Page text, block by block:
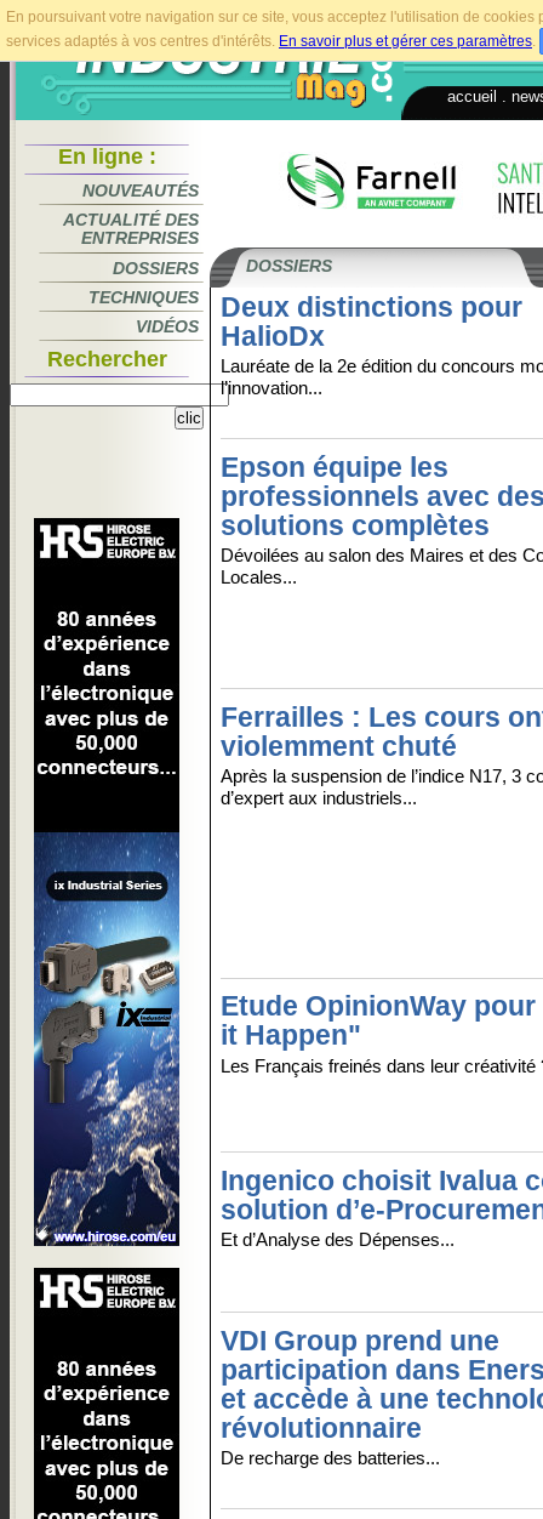
En poursuivant votre navigation sur ce site, vous acceptez l'utilisation de
services adaptés à vos centres d'intérêts. En savoir plus et gérer ces paramètres.
accueil
En ligne :
NOUVEAUTÉS
ACTUALITÉ DES
ENTREPRISES
DOSSIERS
TECHNIQUES
VIDÉOS
Rechercher
DOSSIERS
Deux distinctions pour
HalioDx
Lauréate de la 2e édition du concours
l’innovation...
Epson équipe les
professionnels avec
solutions complètes
Dévoilées au salon des Maires et des
Locales...
Ferrailles : Les cours
violemment chuté
Après la suspension de l’indice N17, 3
d’expert aux industriels...
Etude OpinionWay
it Happen"
Les Français freinés dans leur créativité
Ingenico choisit Ivalua
solution d’e-
Et d’Analyse des Dépenses...
VDI Group prend une
participation dans
et accède à une
révolutionnaire
De recharge des batteries...